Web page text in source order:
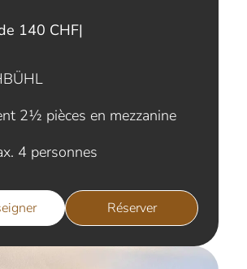
140 CHF|
2½ pièces en mezzanine
4 personnes
Réserver